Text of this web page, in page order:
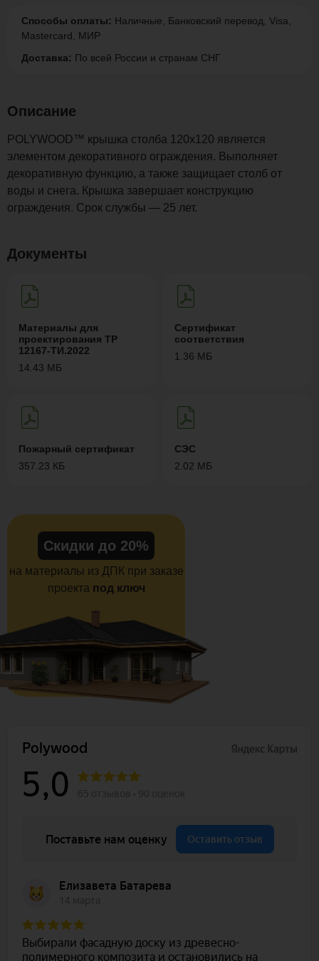
Способы оплаты: Наличные, Банковский перевод, Visa,
Mastercard, МИР
Доставка: По всей России и странам СНГ
Описание
POLYWOOD™ крышка столба 120х120 является
элементом декоративного ограждения. Выполняет
декоративную функцию, а также защищает столб от
воды и снега. Крышка завершает конструкцию
ограждения. Срок службы — 25 лет.
Документы
Материалы для
проектирования ТР
12167-ТИ.2022
14.43 МБ
Сертификат
соответствия
1.36 МБ
Пожарный сертификат
357.23 КБ
СЭС
2.02 МБ
Скидки до 20%
на материалы из ДПК при заказе
проекта под ключ